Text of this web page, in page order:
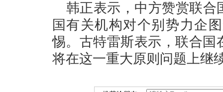
韩正表示，中方赞赏联合
国有关机构对个别势力企
惕。古特雷斯表示，联合国
将在这一重大原则问题上继